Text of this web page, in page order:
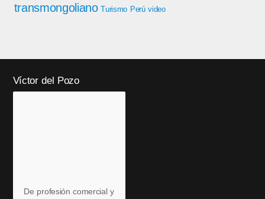
transmongoliano Turismo Perú video
Víctor del Pozo
De profesión comercial y